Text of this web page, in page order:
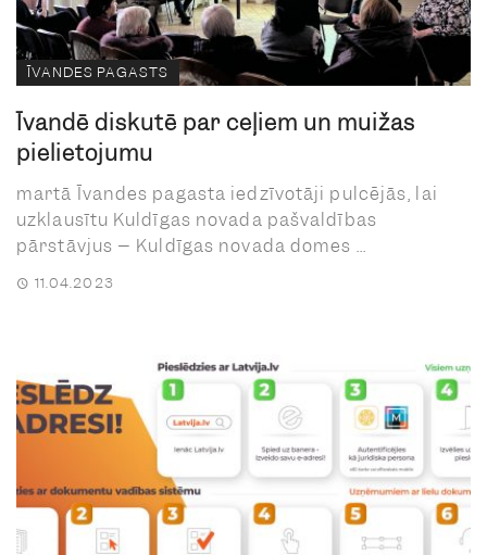
ĪVANDES PAGASTS
Īvandē diskutē par ceļiem un muižas
pielietojumu
martā Īvandes pagasta iedzīvotāji pulcējās, lai
uzklausītu Kuldīgas novada pašvaldības
pārstāvjus – Kuldīgas novada domes ...
11.04.2023